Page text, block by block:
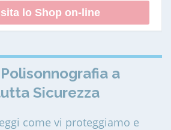
lo Shop on-line
a
Sicurezza
come vi proteggiamo e